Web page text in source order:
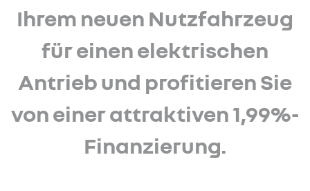
Ihrem neuen Nutzfahrzeug
für einen elektrischen
Antrieb und profitieren Sie
von einer attraktiven 1,99%-
Finanzierung.